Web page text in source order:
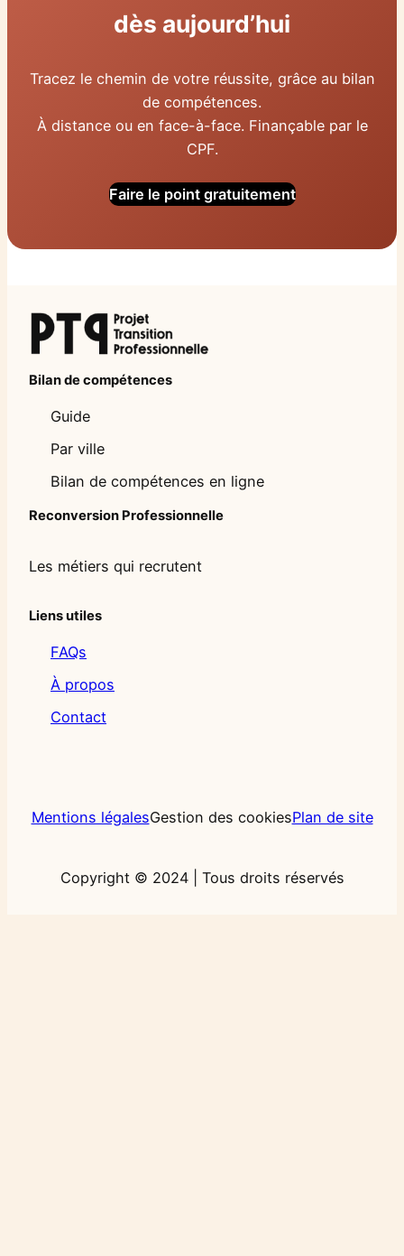
dès aujourd’hui
Tracez le chemin de votre réussite, grâce au bilan
de compétences.
À distance ou en face-à-face. Finançable par le
CPF.
Faire le point gratuitement
Bilan de compétences
Guide
Par ville
Bilan de compétences en ligne
Reconversion Professionnelle
Les métiers qui recrutent
Liens utiles
FAQs
À propos
Contact
Mentions légalesGestion des cookiesPlan de site
Copyright © 2024 | Tous droits réservés